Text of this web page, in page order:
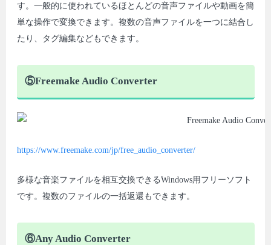
す。一般的に使われているほとんどの音声ファイルや動画を簡
単な操作で変換できます。複数の音声ファイルを一つに結合し
たり、タグ編集などもできます。
⑤Freemake Audio Converter
https://www.freemake.com/jp/free_audio_converter/
多様な音楽ファイルを相互交換できるWindows用フリーソフト
です。複数のファイルの一括返還もできます。
⑥Any Audio Converter